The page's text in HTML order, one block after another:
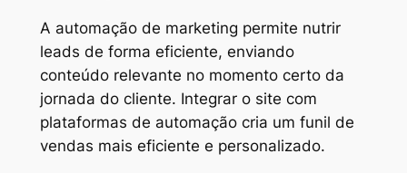
A automação de marketing permite nutrir
leads de forma eficiente, enviando
conteúdo relevante no momento certo da
jornada do cliente. Integrar o site com
plataformas de automação cria um funil de
vendas mais eficiente e personalizado.